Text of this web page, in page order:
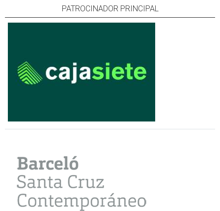
PATROCINADOR PRINCIPAL